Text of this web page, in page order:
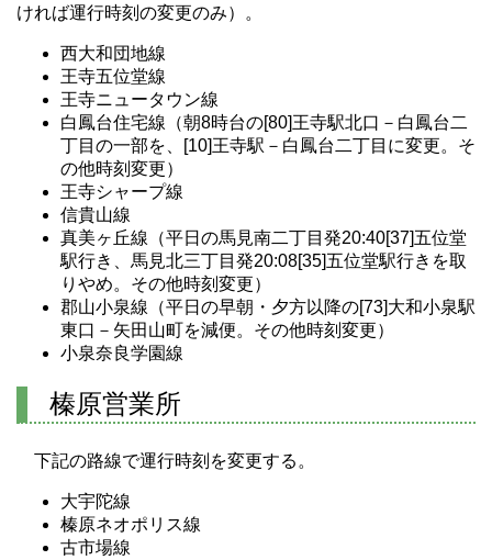
ければ運行時刻の変更のみ）。
西大和団地線
王寺五位堂線
王寺ニュータウン線
白鳳台住宅線（朝8時台の[80]王寺駅北口－白鳳台二
丁目の一部を、[10]王寺駅－白鳳台二丁目に変更。そ
の他時刻変更）
王寺シャープ線
信貴山線
真美ヶ丘線（平日の馬見南二丁目発20:40[37]五位堂
駅行き、馬見北三丁目発20:08[35]五位堂駅行きを取
りやめ。その他時刻変更）
郡山小泉線（平日の早朝・夕方以降の[73]大和小泉駅
東口－矢田山町を減便。その他時刻変更）
小泉奈良学園線
榛原営業所
下記の路線で運行時刻を変更する。
大宇陀線
榛原ネオポリス線
古市場線